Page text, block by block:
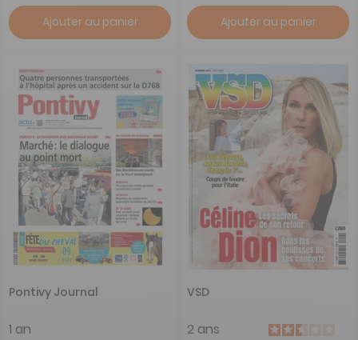
Ajouter au panier Ajouter au panier
Pontivy Journal
1 an
VSD
2 ans